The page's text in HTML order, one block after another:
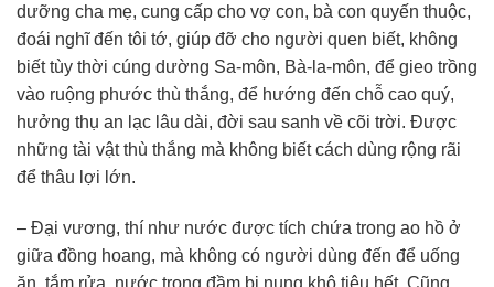
dưỡng cha mẹ, cung cấp cho vợ con, bà con quyến thuộc,
đoái nghĩ đến tôi tớ, giúp đỡ cho người quen biết, không
biết tùy thời cúng dường Sa-môn, Bà-la-môn, để gieo trồng
vào ruộng phước thù thắng, để hướng đến chỗ cao quý,
hưởng thụ an lạc lâu dài, đời sau sanh về cõi trời. Được
những tài vật thù thắng mà không biết cách dùng rộng rãi
để thâu lợi lớn.
– Đại vương, thí như nước được tích chứa trong ao hồ ở
giữa đồng hoang, mà không có người dùng đến để uống
ăn, tắm rửa, nước trong đầm bị nung khô tiêu hết. Cũng